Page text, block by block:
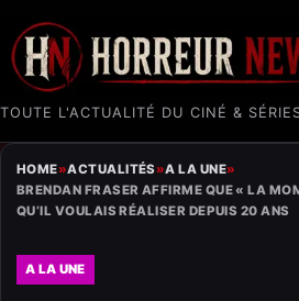
TOUTE L'ACTUALITÉ DU CINÉ &
HOME»ACTUALITÉS»A LA UNE»
BRENDAN FRASER AFFIRME QUE « LA
QU’IL VOULAIS RÉALISER DEPUIS 20 ANS
A LA UNE